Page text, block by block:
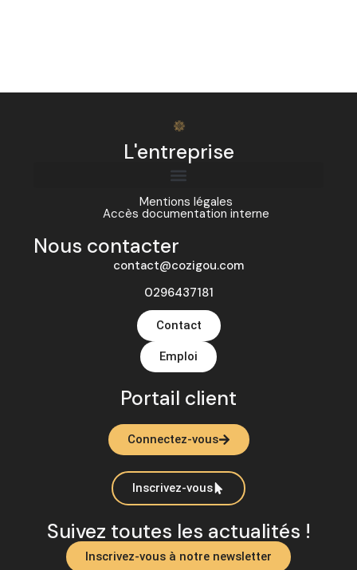
L'entreprise
Mentions légales
Accès documentation interne
Nous contacter
contact@cozigou.com
0296437181
Contact
Emploi
Portail client
Connectez-vous
Inscrivez-vous
Suivez toutes les actualités !
Inscrivez-vous à notre newsletter